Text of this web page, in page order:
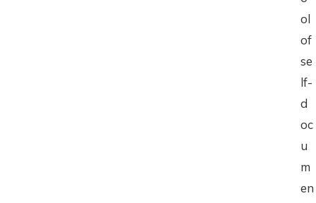
ol
of
se
lf-
d
oc
u
m
en